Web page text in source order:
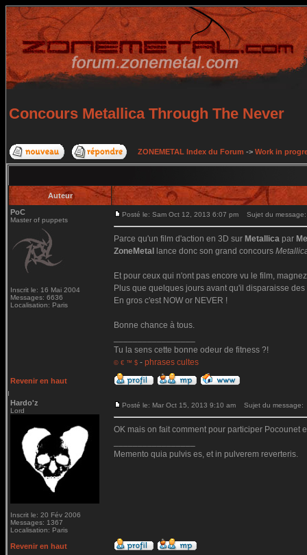
Concours Metallica Through The Never
ZONEMETAL Index du Forum -> Work in
Auteur
PoC
Master of puppets
Inscrit le: 16 Mai 2004
Messages: 6636
Localisation: Paris
Posté le: Sam Oct 12, 2013 6:07 pm Sujet du message:
Parce qu'un film d'action en 3D sur Metallica par
ZoneMetal
lance donc son grand concours
Et pour ceux qui n'ont pas encore vu le film,
Plus que quelques jours avant qu'il disparaisse des
En gros c'est NOW or NEVER !
Bonne chance à tous.
Tu la sens cette bonne odeur de fitness ?!
© € ™ $ - phrases cultes
Revenir en haut
Hardo'z
Lord
Inscrit le: 20 Fév 2006
Messages: 1367
Localisation: Paris
Posté le: Mar Oct 15, 2013 9:10 am Sujet du message:
OK mais on fait comment pour participer Pocounet
Memento quia pulvis es, et in pulverem reverteris.
Revenir en haut